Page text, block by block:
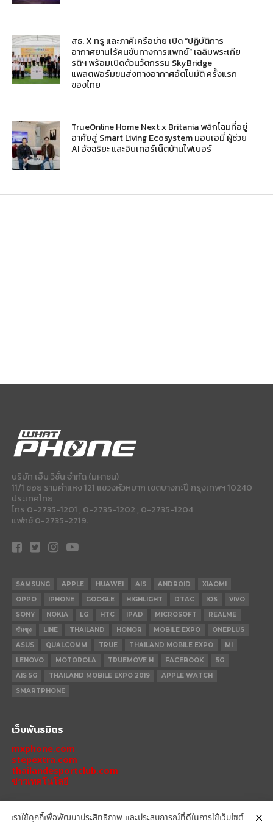
สธ. X ทรู และภาคีเครือข่าย เปิด “ปฏิบัติการ
อากาศยานไร้คนขับทางการแพทย์” เฉลิมพระเกีย
รติฯ พร้อมเปิดตัวนวัตกรรม SkyBridge
แพลตฟอร์มขนส่งทางอากาศอัตโนมัติ ครั้งแรก
ของไทย
TrueOnline Home Next x Britania พลิกโฉมที่อยู่
อาศัยสู่ Smart Living Ecosystem มอบเอมี่ ผู้ช่วย
AI อัจฉริยะ และอินเทอร์เน็ตบ้านไฟเบอร์
บริษัท เอ็ม วิชั่น จำกัด (มหาชน)
11/1 ซอย รามคำแหง 121 แขวงหัวหมาก เขตบางกะปี กรุงเทพฯ 10240
ประเทศไทย
โทร 0-2735-1201 , 0-2735-1202 , 0-2735-1204
แฟกซ์ 0-2735-2719.
SAMSUNG APPLE HUAWEI AIS ANDROID
XIAOMI
OPPO
IPHONE GOOGLE HIGHLIGHT DTAC IOS
VIVO
SONY
NOKIA LG HTC IPAD MICROSOFT
REALME
ซัมซุง
LINE THAILAND HONOR MOBILE EXPO
ONEPLUS
ASUS
QUALCOMM TRUE THAILAND MOBILE EXPO
MI
LENOVO
MOTOROLA TRUEMOVE H FACEBOOK
5G
AIS 5G
THAILAND MOBILE EXPO 2019
APPLE WATCH
SMARTPHONE
เว็บพันธมิตร
mxphone.com
stepextra.com
thailandesportclub.com
ข่าวเทคโนโลยี
เราใช้คุกกี้เพื่อพัฒนาประสิทธิภาพ และประสบการณ์ที่ดีในการใช้เว็บไซต์